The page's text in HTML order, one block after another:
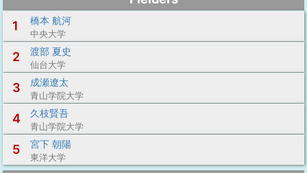
1
橋本 航河
中央大学
2 渡部 夏史
仙台大学
3 成瀬遼太
青山学院大学
4 久枝賢吾
青山学院大学
5 宮下 朝陽
東洋大学